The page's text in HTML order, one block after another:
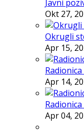
Javni
Okt 27,
Okrugli
Apr 15,
Apr 14,
Apr 04,